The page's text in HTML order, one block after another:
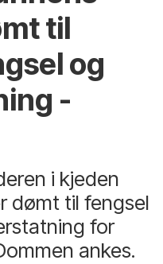
til
og
-
i kjeden
dømt til fengsel
for
ankes.